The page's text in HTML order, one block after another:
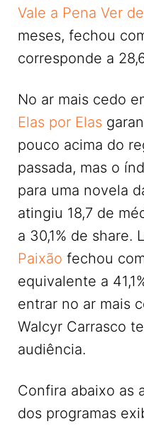
Vale a Pena Ver
meses, fechou
corresponde a
No ar mais cedo
Elas por Elas
pouco acima do
passada, mas o
para uma novela
atingiu 18,7 de
a 30,1% de share.
Paixão fechou
equivalente a
entrar no ar mais
Walcyr Carrasco
audiência.
Confira abaixo as
dos programas